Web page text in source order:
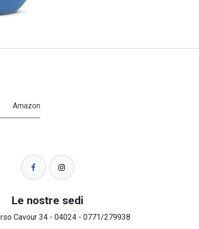
Amazon
Le nostre sedi
Cavour 34 - 04024 - 0771/279938